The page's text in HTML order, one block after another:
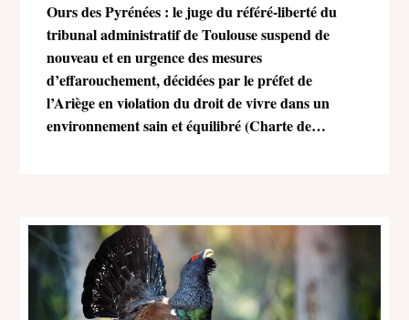
Ours des Pyrénées : le juge du référé-liberté du
tribunal administratif de Toulouse suspend de
nouveau et en urgence des mesures
d’effarouchement, décidées par le préfet de
l’Ariège en violation du droit de vivre dans un
environnement sain et équilibré (Charte de